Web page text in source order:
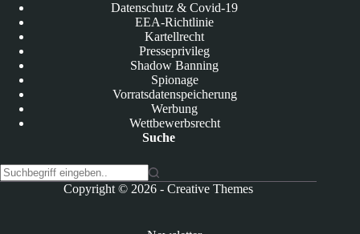
Datenschutz & Covid-19
EEA-Richtlinie
Kartellrecht
Presseprivileg
Shadow Banning
Spionage
Vorratsdatenspeicherung
Werbung
Wettbewerbsrecht
Suche
Copyright © 2026 -Creative Themes